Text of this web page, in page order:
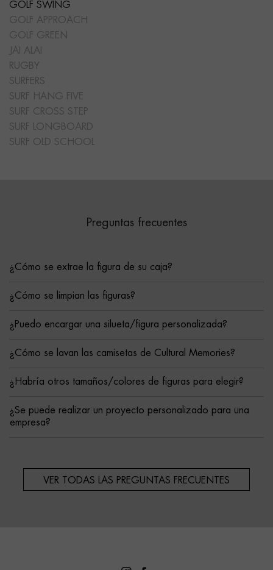
GOLF SWING
GOLF APPROACH
GOLF GREEN
JAI ALAI
RUGBY
SURFERS
SURF HANG FIVE
SURF CROSS STEP
SURF LONGBOARD
SURF OLD SCHOOL
Preguntas frecuentes
¿Cómo se extrae la figura de su caja?
¿Cómo se limpian las figuras?
¿Puedo encargar una silueta/figura personalizada?
¿Cómo se lavan las camisetas de Cultural Memories?
¿Habría otros tamaños/colores de figuras para elegir?
¿Se puede realizar un proyecto personalizado para una
empresa?
VER TODAS LAS PREGUNTAS FRECUENTES